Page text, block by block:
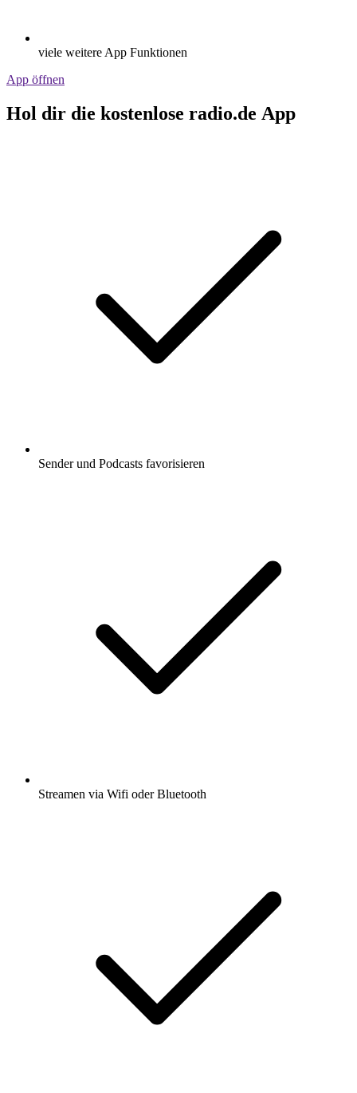
viele weitere App Funktionen
App öffnen
Hol dir die kostenlose radio.de App
Sender und Podcasts favorisieren
Streamen via Wifi oder Bluetooth